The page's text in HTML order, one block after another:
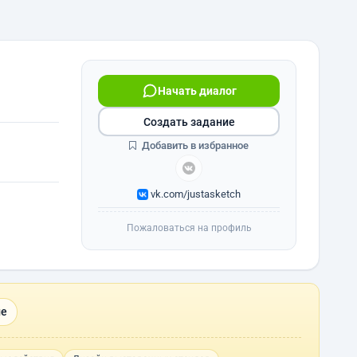
Начать диалог
vk.com/justasketch
Создать задание
Добавить в избранное
Пожаловаться на профиль